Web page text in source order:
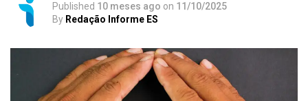
Published 10 meses ago on 11/10/2025
By Redação Informe ES